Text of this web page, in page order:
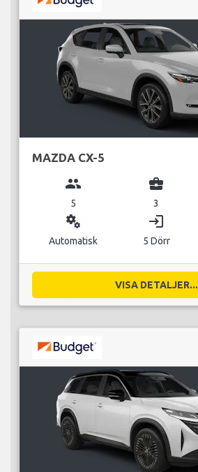
MAZDA CX-5
group
5
business_center
3
miscellaneous_services
Automatisk
login
5 Dörr
VISA DETALJER...